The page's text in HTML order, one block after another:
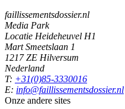
faillissementsdossier.nl
Media Park
Locatie Heideheuvel H1
Mart Smeetslaan 1
1217 ZE Hilversum
Nederland
T: +31(0)85-3330016
E: info@faillissementsdossier.nl
Onze andere sites